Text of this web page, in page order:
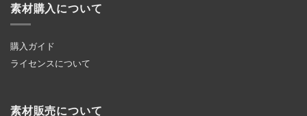
素材購入について
購入ガイド
ライセンスについて
素材販売について